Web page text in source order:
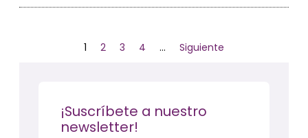
1 2 3 4 … Siguiente
¡Suscríbete a nuestro
newsletter!